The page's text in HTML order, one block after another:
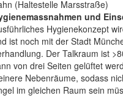
(Haltestelle Marsstraße)
und
Hygienekonzept
ist noch mit der Stadt
Der Talkraum ist
von drei Seiten gelüftet
Nebenräume, sodass
im gleichen Raum sein